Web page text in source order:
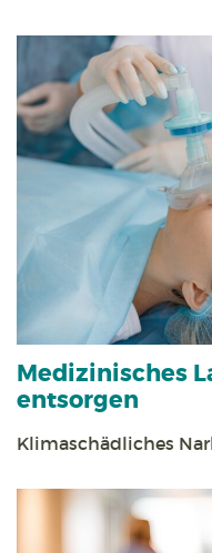
Medizinisches
entsorgen
Klimaschädliches